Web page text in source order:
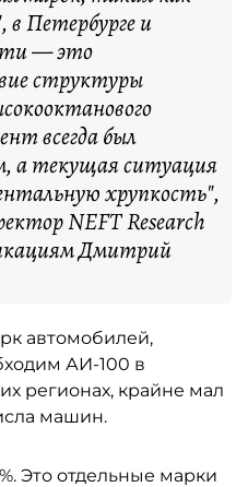
Петербурге и
— это
структуры
всегда был
а текущая ситуация
хрупкость",
NEFT Research
Дмитрий
автомобилей,
АИ-100 в
регионах, крайне мал
машин.
Это отдельные марки